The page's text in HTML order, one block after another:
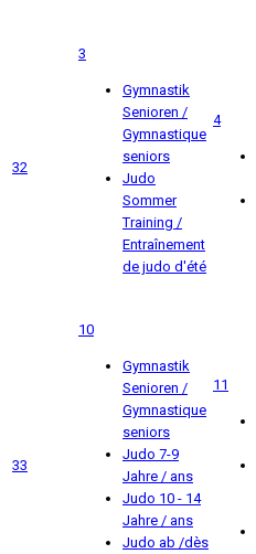
32
3
Gymnastik
Senioren /
Gymnastique
seniors
Judo
Sommer
Training /
Entraînement
de judo d'été
4
33
10
Gymnastik
Senioren /
Gymnastique
seniors
Judo 7-9
Jahre / ans
Judo 10 - 14
Jahre / ans
Judo ab /dès
11